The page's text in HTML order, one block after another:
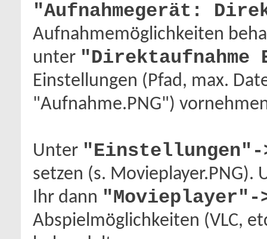
"Aufnahmegerät:
Aufnahmemöglichkeiten
unter
Einstellungen (Pfad, max.
"Aufnahme.PNG")
Unter "Einstellungen"-
setzen (s.
Ihr dann "Movieplayer"-
Abspielmöglichkeiten (VLC,